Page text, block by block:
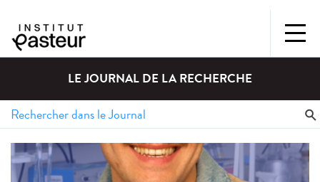
LE JOURNAL DE LA RECHERCHE